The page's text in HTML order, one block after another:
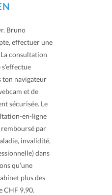
Bruno
effectuer une
consultation
ton navigateur
et de
sécurisée. Le
en-ligne
par
invalidité,
dans
qu’une
plus des
CHF 9,90.